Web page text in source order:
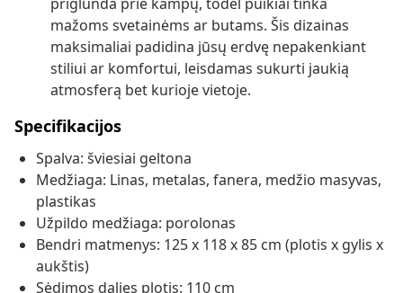
mažoms svetainėms ar butams. Šis dizainas
maksimaliai padidina jūsų erdvę nepakenkiant
stiliui ar komfortui, leisdamas sukurti jaukią
atmosferą bet kurioje vietoje.
Specifikacijos
Spalva: šviesiai geltona
Medžiaga: Linas, metalas, fanera, medžio masyvas,
plastikas
Užpildo medžiaga: porolonas
Bendri matmenys: 125 x 118 x 85 cm (plotis x gylis x
aukštis)
Sėdimos dalies plotis: 110 cm